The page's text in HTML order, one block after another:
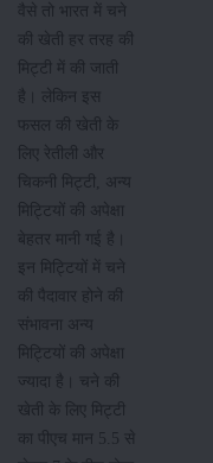
वैसे तो भारत में चने
की खेती हर तरह की
मिट्टी में की जाती
है। लेकिन इस
फसल की खेती के
लिए रेतीली और
चिकनी मिट्टी, अन्य
मिट्टियों की अपेक्षा
बेहतर मानी गई है।
इन मिट्टियों में चने
की पैदावार होने की
संभावना अन्य
मिट्टियों की अपेक्षा
ज्यादा है। चने की
खेती के लिए मिट्टी
का पीएच मान 5.5 से